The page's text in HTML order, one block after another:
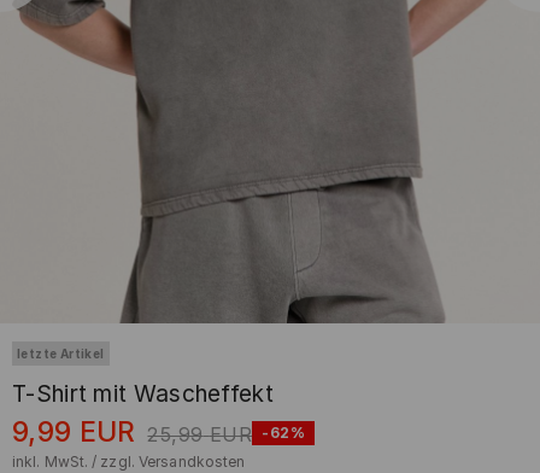
letzte Artikel
T-Shirt mit Wascheffekt
9,99 EUR 25,99 EUR -62%
inkl. MwSt. / zzgl. Versandkosten